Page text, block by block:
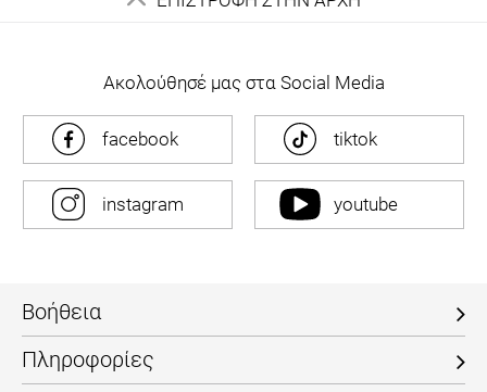
Ακολούθησέ μας στα Social Media
facebook tiktok
instagram youtube
Βοήθεια
Πληροφορίες